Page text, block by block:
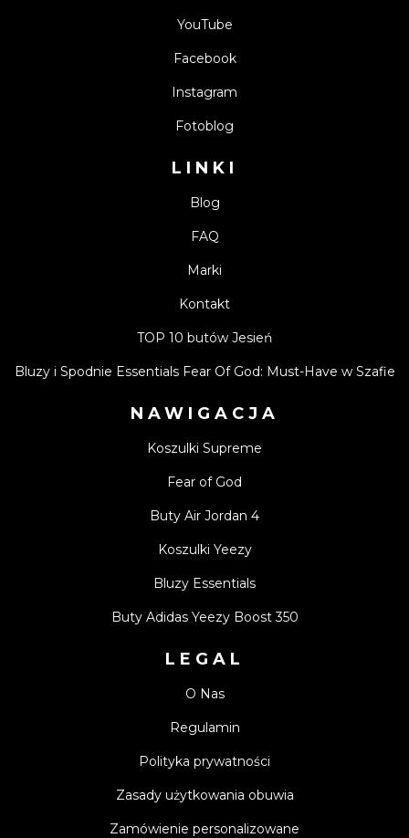
YouTube
Facebook
Instagram
Fotoblog
LINKI
Blog
FAQ
Marki
Kontakt
TOP 10 butów Jesień
Bluzy i Spodnie Essentials Fear Of God: Must-Have w Szafie
NAWIGACJA
Koszulki Supreme
Fear of God
Buty Air Jordan 4
Koszulki Yeezy
Bluzy Essentials
Buty Adidas Yeezy Boost 350
LEGAL
O Nas
Regulamin
Polityka prywatności
Zasady użytkowania obuwia
Zamówienie personalizowane